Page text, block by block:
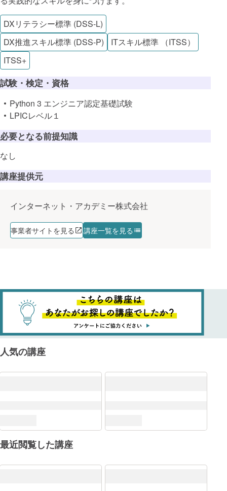
DXリテラシー標準 (DSS-L)
DX推進スキル標準 (DSS-P)
ITスキル標準 （ITSS）
ITSS+
試験・検定・資格
Python 3 エンジニア認定基礎試験
LPICレベル１
必要となる前提知識
なし
講座提供元
インターネット・アカデミー株式会社
事業者サイトを見る 講座一覧を見る
人気の講座
最近閲覧した講座